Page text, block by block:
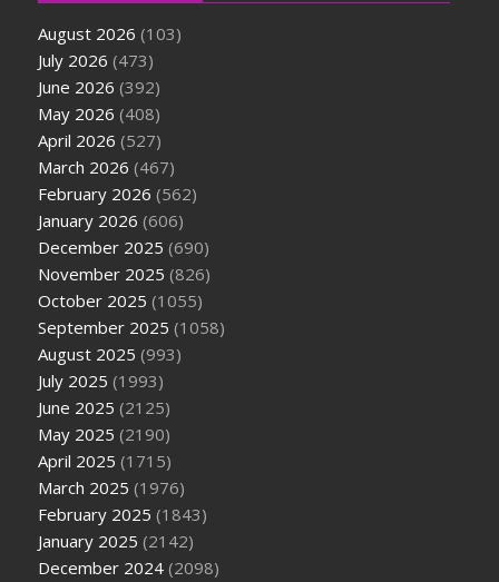
August 2026 (103)
July 2026 (473)
June 2026 (392)
May 2026 (408)
April 2026 (527)
March 2026 (467)
February 2026 (562)
January 2026 (606)
December 2025 (690)
November 2025 (826)
October 2025 (1055)
September 2025 (1058)
August 2025 (993)
July 2025 (1993)
June 2025 (2125)
May 2025 (2190)
April 2025 (1715)
March 2025 (1976)
February 2025 (1843)
January 2025 (2142)
December 2024 (2098)